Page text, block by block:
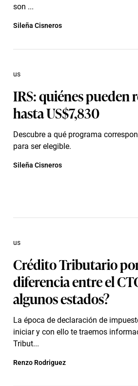
son ...
Sileña Cisneros
IRS: quiénes pueden
hasta US$7,830
Descubre a qué programa
para ser elegible.
us
Sileña Cisneros
Crédito Tributario
diferencia entre el
algunos estados?
La época de declaración de
iniciar y con ello te traemos
Tribut...
us
Renzo Rodriguez